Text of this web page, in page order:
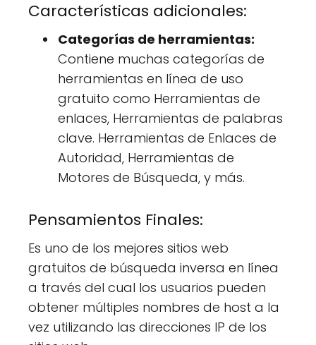
Características adicionales:
Categorías de herramientas:
Contiene muchas categorías de
herramientas en línea de uso
gratuito como Herramientas de
enlaces, Herramientas de palabras
clave. Herramientas de Enlaces de
Autoridad, Herramientas de
Motores de Búsqueda, y más.
Pensamientos Finales:
Es uno de los mejores sitios web
gratuitos de búsqueda inversa en línea
a través del cual los usuarios pueden
obtener múltiples nombres de host a la
vez utilizando las direcciones IP de los